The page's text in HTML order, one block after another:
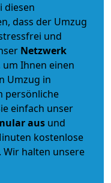
diesen
dass der Umzug
und
Netzwerk
um Ihnen einen
Umzug in
persönliche
einfach unser
aus und
kostenlose
halten unsere